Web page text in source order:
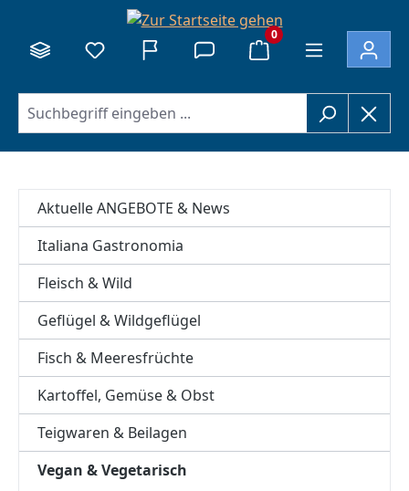
0
Aktuelle ANGEBOTE & News
Italiana Gastronomia
Fleisch & Wild
Geflügel & Wildgeflügel
Fisch & Meeresfrüchte
Kartoffel, Gemüse & Obst
Teigwaren & Beilagen
Vegan & Vegetarisch